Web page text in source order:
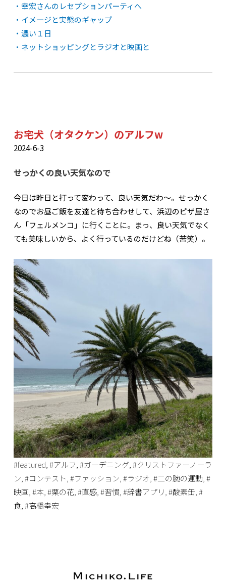
・幸宏さんのレセプションパーティへ
・イメージと実態のギャップ
・濃い１日
・ネットショッピングとラジオと映画と
お宅犬（オタクケン）のアルフw
2024-6-3
せっかくの良い天気なので
今日は昨日と打って変わって、良い天気だわ〜。せっかく
なのでお昼ご飯を友達と待ち合わせして、浜辺のピザ屋さ
ん「フェルメンコ」に行くことに。まっ、良い天気でなく
ても美味しいから、よく行っているのだけどね（苦笑）。
#featured ,#アルフ ,#ガーデニング ,#クリストファーノーラ
ン ,#コンテスト ,#ファッション ,#ラジオ ,#二の腕の運動 ,#
映画 ,#本 ,#栗の花 ,#直感 ,#習慣 ,#辞書アプリ ,#酸素缶 ,#
食 ,#高橋幸宏